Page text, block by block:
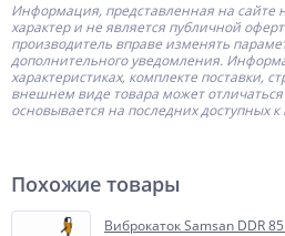
Информация, представленная на
характер и не является публичной
производитель вправе изменять
дополнительного уведомления.
характеристиках, комплекте поставки,
внешнем виде товара может
основывается на последних доступных
Похожие товары
Виброкаток Samsan DDR